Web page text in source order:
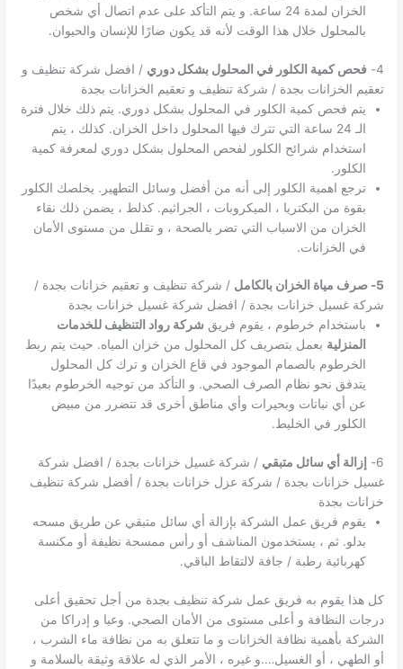
الخزان لمدة 24 ساعة. و يتم التأكد على عدم اتصال أي شخص
بالمحلول خلال هذا الوقت لأنه قد يكون ضارًا للإنسان والحيوان.
4- فحص كمية الكلور في المحلول بشكل دوري / افضل شركة تنظيف و
تعقيم الخزانات بجدة / شركة تنظيف و تعقيم الخزانات بجدة
يتم فحص كمية الكلور في المحلول بشكل دوري. يتم ذلك خلال فترة
الـ 24 ساعة التي تترك فيها المحلول داخل الخزان. كذلك ، يتم
استخدام شرائح الكلور لفحص المحلول بشكل دوري لمعرفة كمية
الكلور.
ترجع اهمية الكلور إلى أنه من أفضل وسائل التطهير. يخلصك الكلور
بقوة من البكتريا ، الميكروبات ، الجراثيم. كذلط ، يضمن ذلك نقاء
الخزان من الاسباب التي تضر بالصحة ، و تقلل من مستوى الأمان
في الخزانات.
5- صرف مياة الخزان بالكامل
/ شركة تنظيف و تعقيم خزانات بجدة /
شركة غسيل خزانات بجدة / افضل شركة غسيل خزانات بجدة
باستخدام خرطوم ، يقوم فريق شركة رواد التنظيف للخدمات
المنزلية بعمل بتصريف كل المحلول من خزان المياه. حيث يتم ربط
الخرطوم بالصمام الموجود في قاع الخزان و ترك كل المحلول
يتدفق نحو نظام الصرف الصحي. و التأكد من توجيه الخرطوم بعيدًا
عن أي نباتات وبحيرات وأي مناطق أخرى قد تتضرر من مبيض
الكلور في الخليط.
6- إزالة أي سائل متبقي / شركة غسيل خزانات بجدة / افضل شركة
غسيل خزانات بجدة / شركة عزل خزانات بجدة / أفضل شركة تنظيف
خزانات بجدة
يقوم فريق عمل الشركة بإزالة أي سائل متبقي عن طريق مسحه
بدلو. ثم ، يستخدمون المناشف أو رأس ممسحة نظيفة أو مكنسة
كهربائية رطبة / جافة لالتقاط الباقي.
كل هذا يقوم به فريق عمل شركة تنظيف بجدة من أجل تحقيق أعلى
درجات النظافة و أعلى مستوى من الأمان الصحي. وعيا و إدراكا من
الشركة بأهمية نظافة الخزانات و ما تتعلق به من نظافة ماء الشرب ،
أو الطهي ، أو الغسيل….و غيره ، الأمر الذي له علاقة وثيقة بالسلامة و